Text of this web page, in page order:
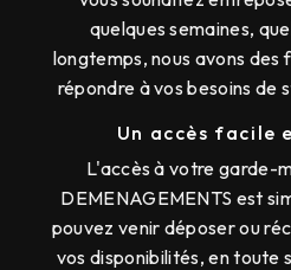
quelques semaines,
longtemps, nous avons
répondre à vos besoins de
Un accès facile
L'accès à votre garde-
DEMENAGEMENTS est
pouvez venir déposer ou
vos disponibilités, en toute